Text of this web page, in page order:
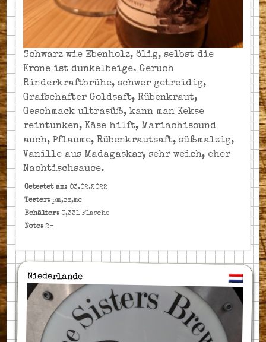
Schwarz wie Ebenholz, ölig, selbst die
Krone ist dunkelbeige. Geruch
Rinderkraftbrühe, schwer getreidig,
Grafschafter Goldsaft, Rübenkraut,
Geschmack ultrasüß, kann man Kekse
reintunken, Käse hilft, Mariachisound
auch, Pflaume, Rübenkrautsaft, süßmalzig,
Vanille aus Madagaskar, sehr weich, eher
Nachtischsauce.
Getestet am: 03.02.2022
Tester: pm,cz,mc
Behälter: 0,33l Flasche
Note: 2-
Niederlande